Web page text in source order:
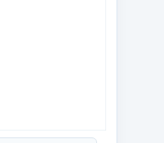
: Jl. Beringin Nomor 09